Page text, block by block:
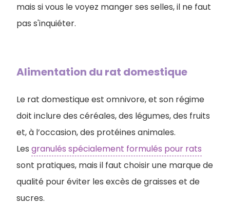
mais si vous le voyez manger ses selles, il ne faut
pas s'inquiéter.
Alimentation du rat domestique
Le rat domestique est omnivore, et son régime
doit inclure des céréales, des légumes, des fruits
et, à l’occasion, des protéines animales.
Les granulés spécialement formulés pour rats
sont pratiques, mais il faut choisir une marque de
qualité pour éviter les excès de graisses et de
sucres.